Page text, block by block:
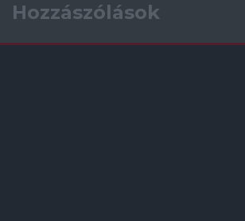
Hozzászólások